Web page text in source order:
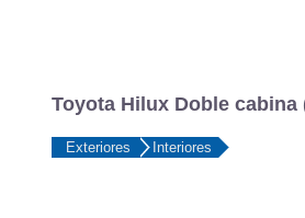
Toyota Hilux Doble cabina
Exteriores Interiores